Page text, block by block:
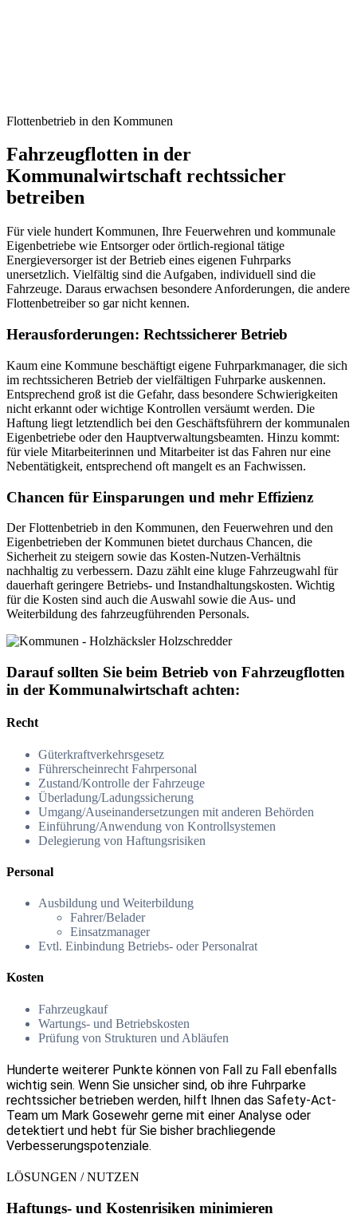
Flottenbetrieb in den Kommunen
Fahrzeugflotten in der
Kommunalwirtschaft rechtssicher
betreiben
Für viele hundert Kommunen, Ihre Feuerwehren und kommunale
Eigenbetriebe wie Entsorger oder örtlich-regional tätige
Energieversorger ist der Betrieb eines eigenen Fuhrparks
unersetzlich. Vielfältig sind die Aufgaben, individuell sind die
Fahrzeuge. Daraus erwachsen besondere Anforderungen, die andere
Flottenbetreiber so gar nicht kennen.
Herausforderungen: Rechtssicherer Betrieb
Kaum eine Kommune beschäftigt eigene Fuhrparkmanager, die sich
im rechtssicheren Betrieb der vielfältigen Fuhrparke auskennen.
Entsprechend groß ist die Gefahr, dass besondere Schwierigkeiten
nicht erkannt oder wichtige Kontrollen versäumt werden. Die
Haftung liegt letztendlich bei den Geschäftsführern der kommunalen
Eigenbetriebe oder den Hauptverwaltungsbeamten. Hinzu kommt:
für viele Mitarbeiterinnen und Mitarbeiter ist das Fahren nur eine
Nebentätigkeit, entsprechend oft mangelt es an Fachwissen.
Chancen für Einsparungen und mehr Effizienz
Der Flottenbetrieb in den Kommunen, den Feuerwehren und den
Eigenbetrieben der Kommunen bietet durchaus Chancen, die
Sicherheit zu steigern sowie das Kosten-Nutzen-Verhältnis
nachhaltig zu verbessern. Dazu zählt eine kluge Fahrzeugwahl für
dauerhaft geringere Betriebs- und Instandhaltungskosten. Wichtig
für die Kosten sind auch die Auswahl sowie die Aus- und
Weiterbildung des fahrzeugführenden Personals.
Darauf sollten Sie beim Betrieb von Fahrzeugflotten
in der Kommunalwirtschaft achten:
Recht
Güterkraftverkehrsgesetz
Führerscheinrecht Fahrpersonal
Zustand/Kontrolle der Fahrzeuge
Überladung/Ladungssicherung
Umgang/Auseinandersetzungen mit anderen Behörden
Einführung/Anwendung von Kontrollsystemen
Delegierung von Haftungsrisiken
Personal
Ausbildung und Weiterbildung
Fahrer/Belader
Einsatzmanager
Evtl. Einbindung Betriebs- oder Personalrat
Kosten
Fahrzeugkauf
Wartungs- und Betriebskosten
Prüfung von Strukturen und Abläufen
Hunderte weiterer Punkte können von Fall zu Fall ebenfalls
wichtig sein. Wenn Sie unsicher sind, ob ihre Fuhrparke
rechtssicher betrieben werden, hilft Ihnen das Safety-Act-
Team um Mark Gosewehr gerne mit einer Analyse oder
detektiert und hebt für Sie bisher brachliegende
Verbesserungspotenziale.
LÖSUNGEN / NUTZEN
Haftungs- und Kostenrisiken minimieren